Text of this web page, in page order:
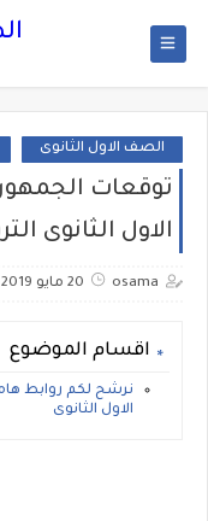
الصف الاول الثانوى
توقعات
الاول الثانوى
osama 20 مايو 2019
اقسام الموضوع
نرشح لكم روابط
الاول الثانوى